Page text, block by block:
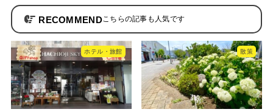
RECOMMEND
ホテル・旅館 散策